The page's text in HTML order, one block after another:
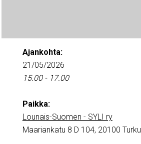
Ajankohta:
21/05/2026
15.00 - 17.00
Paikka:
Lounais-Suomen - SYLI ry
Maariankatu 8 D 104, 20100 Turku